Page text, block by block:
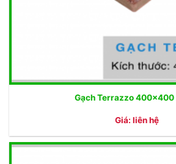
Gạch Terrazzo 400×400
Giá: liên hệ